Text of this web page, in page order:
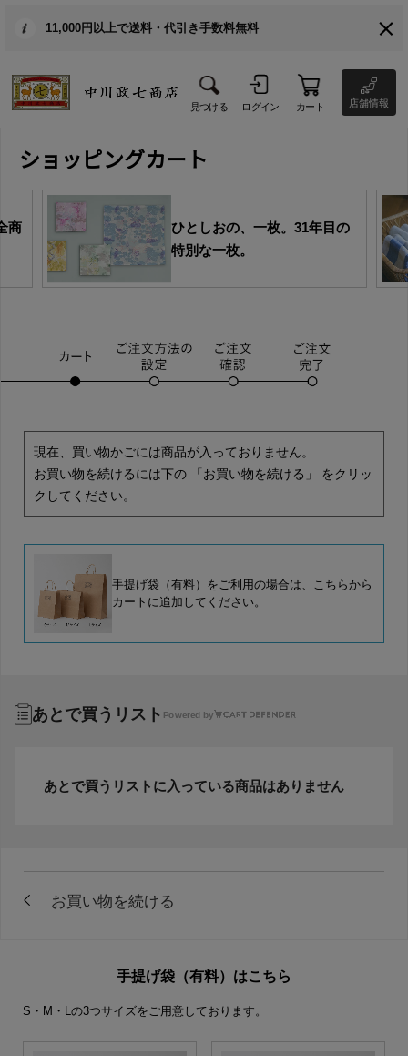
11,000円以上で送料・代引き手数料無料
見つける ログイン カート 店舗情報
ショッピングカート
商
ひとしおの、一枚。31年目の
特別な一枚。
現在、買い物かごには商品が入っておりません。
お買い物を続けるには下の 「お買い物を続ける」 をクリッ
クしてください。
手提げ袋（有料）をご利用の場合は、 こちらから
カートに追加してください。
あとで買うリスト Powered by
あとで買うリストに入っている商品はありません
手提げ袋（有料）はこちら
S・M・Lの3つサイズをご用意しております。